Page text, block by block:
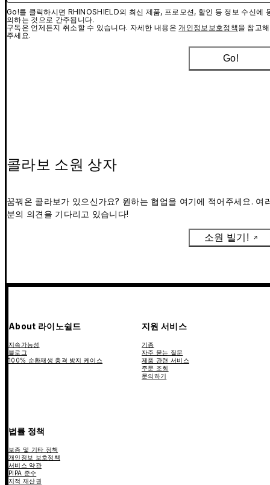
Go!를 클릭하시면 RHINOSHIELD의 최신 제품, 프로모션, 할인 등 정보 수신에
의하는 것으로 간주됩니다.
구독은 언제든지 취소할 수 있습니다. 자세한 내용은 개인정보보호정책을 참고해
주세요.
Go!
콜라보 소원 상자
꿈꿔온 콜라보가 있으신가요? 원하는 협업을 여기에 적어주세요. 여
분의 의견을 기다리고 있습니다!
소원 빌기!
About 라이노쉴드
지속가능성
블로그
100% 순환재생 충격 방지 케이스
지원 서비스
기종
자주 묻는 질문
제품 관련 서비스
주문 조회
문의하기
법률 정책
보증 및 기타 정책
개인정보 보호정책
서비스 약관
PIPA 준수
지적 재산권